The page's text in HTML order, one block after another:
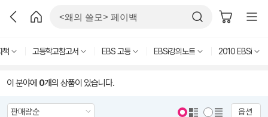
책 고등학교참고서 EBS 고등 EBSi강의노트 2010 EBSi
이 분야에 0개의 상품이 있습니다.
옵션